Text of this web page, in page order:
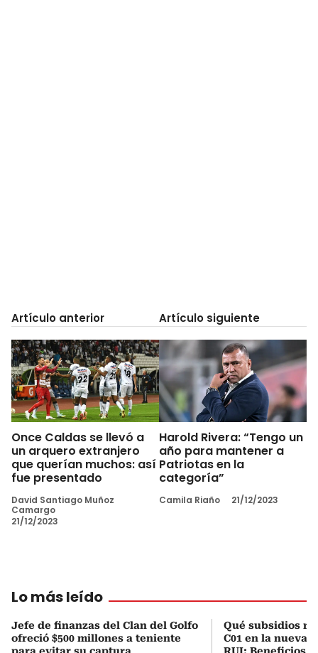
Artículo anterior
Once Caldas se llevó a
un arquero extranjero
que querían muchos: así
fue presentado
David Santiago Muñoz
Camargo
21/12/2023
Artículo siguiente
Harold Rivera: “Tengo un
año para mantener a
Patriotas en la
categoría”
Camila Riaño 21/12/2023
Lo más leído
Jefe de finanzas del Clan del Golfo
ofreció $500 millones a teniente
Qué subsidios
C01 en la nueva